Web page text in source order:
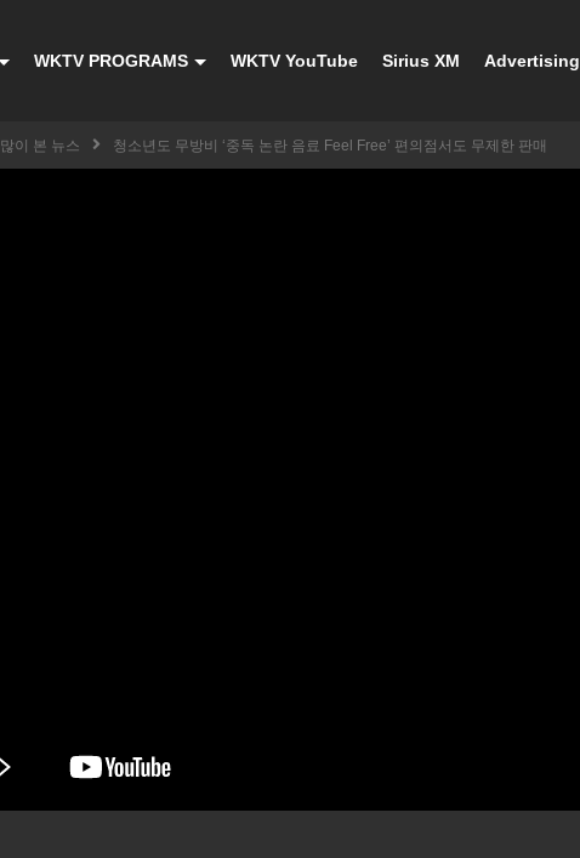
WKTV PROGRAMS WKTV YouTube Sirius XM Advertising
많이 본 뉴스 청소년도 무방비 ‘중독 논란 음료 Feel Free’ 편의점서도 무제한 판매